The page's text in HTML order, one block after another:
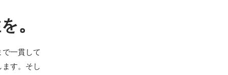
。
一貫して
す。そし